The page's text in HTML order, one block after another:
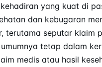
yang kuat di
dan kebugaran
terutama seputar klaim
tetap dalam
medis atau hasil